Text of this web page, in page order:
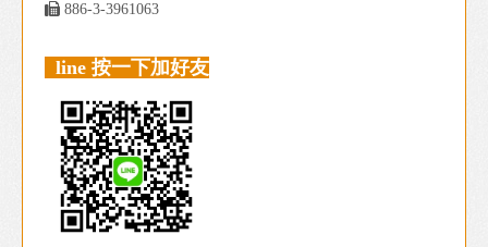
 886-3-3961063
line 按一下加好友